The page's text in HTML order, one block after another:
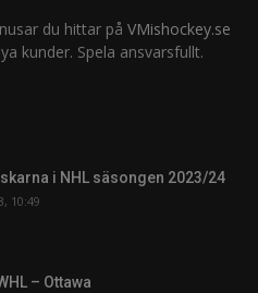
du hittar på VMishockey.se
kunder. Spela ansvarsfullt.
i NHL säsongen 2023/24
10:49
– Ottawa